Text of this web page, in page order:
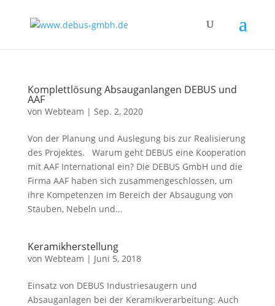
Komplettlösung Absauganlangen DEBUS und
AAF
von Webteam | Sep. 2, 2020
Von der Planung und Auslegung bis zur Realisierung
des Projektes. Warum geht DEBUS eine Kooperation
mit AAF International ein? Die DEBUS GmbH und die
Firma AAF haben sich zusammengeschlossen, um
ihre Kompetenzen im Bereich der Absaugung von
Stäuben, Nebeln und...
Keramikherstellung
von Webteam | Juni 5, 2018
Einsatz von DEBUS Industriesaugern und
Absauganlagen bei der Keramikverarbeitung: Auch